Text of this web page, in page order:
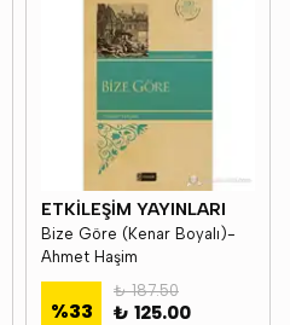
ETKİLEŞİM YAYINLARI
Bize Göre (Kenar Boyalı)-
Ahmet Haşim
%33
₺ 187.50
₺ 125.00